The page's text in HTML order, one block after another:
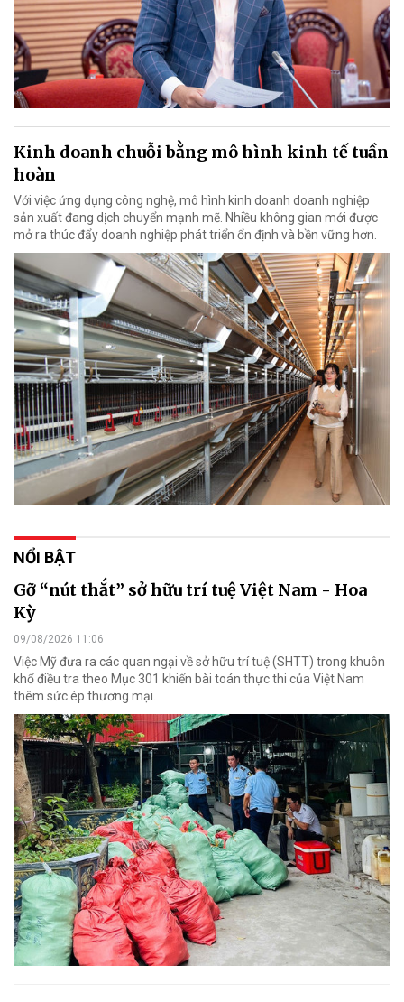
Kinh doanh chuỗi bằng mô hình kinh tế tuần
hoàn
Với việc ứng dụng công nghệ, mô hình kinh doanh doanh nghiệp
sản xuất đang dịch chuyển mạnh mẽ. Nhiều không gian mới được
mở ra thúc đẩy doanh nghiệp phát triển ổn định và bền vững hơn.
NỔI BẬT
Gỡ “nút thắt” sở hữu trí tuệ Việt Nam - Hoa
Kỳ
09/08/2026 11:06
Việc Mỹ đưa ra các quan ngại về sở hữu trí tuệ (SHTT) trong khuôn
khổ điều tra theo Mục 301 khiến bài toán thực thi của Việt Nam
thêm sức ép thương mại.